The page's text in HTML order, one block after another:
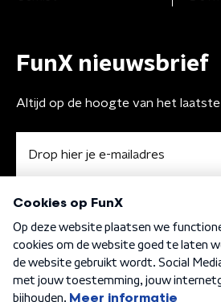
FunX nieuwsbrief
Altijd op de hoogte van het laatste
Algemene voorwaarden